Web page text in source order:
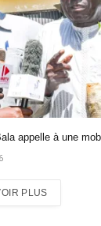
appelle à une
PLUS